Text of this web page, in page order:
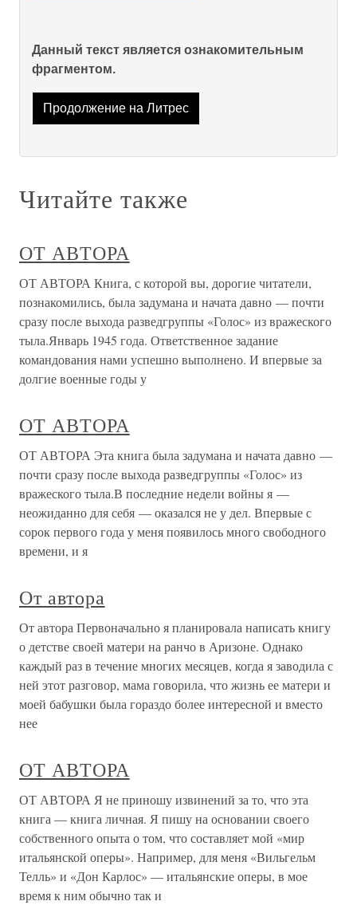
Данный текст является ознакомительным
фрагментом.
Продолжение на Литрес
Читайте также
ОТ АВТОРА
ОТ АВТОРА Книга, с которой вы, дорогие читатели,
познакомились, была задумана и начата давно — почти
сразу после выхода разведгруппы «Голос» из вражеского
тыла.Январь 1945 года. Ответственное задание
командования нами успешно выполнено. И впервые за
долгие военные годы у
ОТ АВТОРА
ОТ АВТОРА Эта книга была задумана и начата давно —
почти сразу после выхода разведгруппы «Голос» из
вражеского тыла.В последние недели войны я —
неожиданно для себя — оказался не у дел. Впервые с
сорок первого года у меня появилось много свободного
времени, и я
От автора
От автора Первоначально я планировала написать книгу
о детстве своей матери на ранчо в Аризоне. Однако
каждый раз в течение многих месяцев, когда я заводила с
ней этот разговор, мама говорила, что жизнь ее матери и
моей бабушки была гораздо более интересной и вместо
нее
ОТ АВТОРА
ОТ АВТОРА Я не приношу извинений за то, что эта
книга — книга личная. Я пишу на основании своего
собственного опыта о том, что составляет мой «мир
итальянской оперы». Например, для меня «Вильгельм
Телль» и «Дон Карлос» — итальянские оперы, в мое
время к ним обычно так и